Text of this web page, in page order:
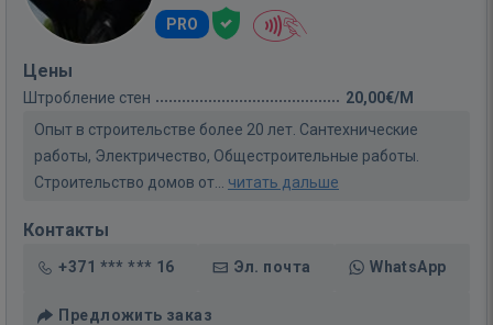
PRO
Цены
Штробление стен
20,00€/M
Опыт в строительстве более 20 лет. Сантехнические
работы, Электричество, Общестроительные работы.
Строительство домов от... читать дальше
Контакты
+371 *** *** 16 Эл. почта WhatsApp
Предложить заказ